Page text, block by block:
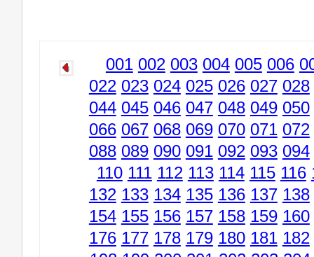
001 002 003 004 005 006
022 023 024 025 026 027 028
044 045 046 047 048 049 050
066 067 068 069 070 071 072
088 089 090 091 092 093 094
110 111 112 113 114 115 116
132 133 134 135 136 137 138
154 155 156 157 158 159 160
176 177 178 179 180 181 182